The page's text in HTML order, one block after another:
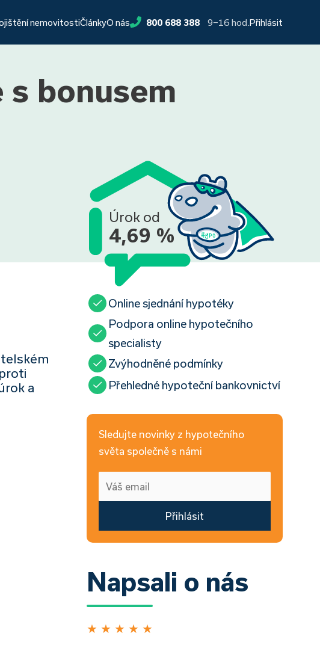
nemovitostiČlánkyO nás 800 688 388 9−16 hod. Přihlásit
s bonusem
Úrok od
4,69 %
a
Online sjednání hypotéky
Podpora online hypotečního
specialisty
Zvýhodněné podmínky
Přehledné hypoteční bankovnictví
Sledujte novinky z hypotečního
světa společně s námi
Přihlásit
Napsali o nás
★ ★ ★ ★ ★